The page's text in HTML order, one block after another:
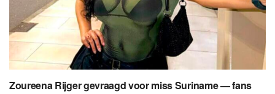
Zoureena Rijger gevraagd voor miss Suriname — fans